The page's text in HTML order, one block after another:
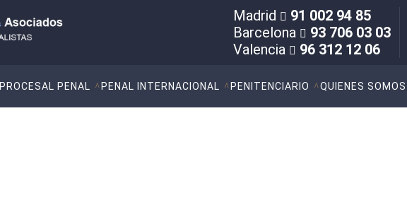
Madrid
91 002 94 85
Barcelona
93 706 03 03
Valencia
96 312 12 06
PROCESAL PENAL PENAL INTERNACIONAL PENITENCIARIO QUIENES SOMOS